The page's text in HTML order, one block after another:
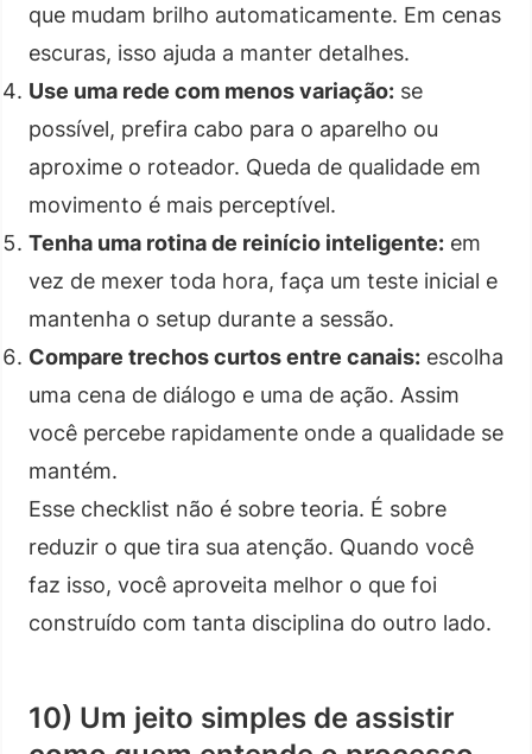
que mudam brilho automaticamente. Em cenas
escuras, isso ajuda a manter detalhes.
Use uma rede com menos variação: se
possível, prefira cabo para o aparelho ou
aproxime o roteador. Queda de qualidade em
movimento é mais perceptível.
Tenha uma rotina de reinício inteligente: em
vez de mexer toda hora, faça um teste inicial e
mantenha o setup durante a sessão.
Compare trechos curtos entre canais: escolha
uma cena de diálogo e uma de ação. Assim
você percebe rapidamente onde a qualidade se
mantém.
Esse checklist não é sobre teoria. É sobre
reduzir o que tira sua atenção. Quando você
faz isso, você aproveita melhor o que foi
construído com tanta disciplina do outro lado.
10) Um jeito simples de assistir